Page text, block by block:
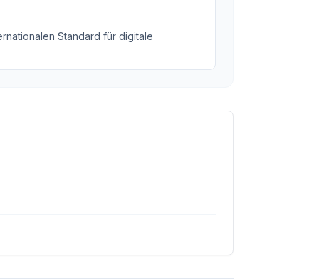
Standard für digitale